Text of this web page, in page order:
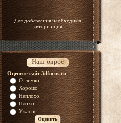
Для добавления необходима
авторизация
Наш опрос
Оцените сайт 3dfocus.ru
Отлично
Хорошо
Неплохо
Плохо
Ужасно